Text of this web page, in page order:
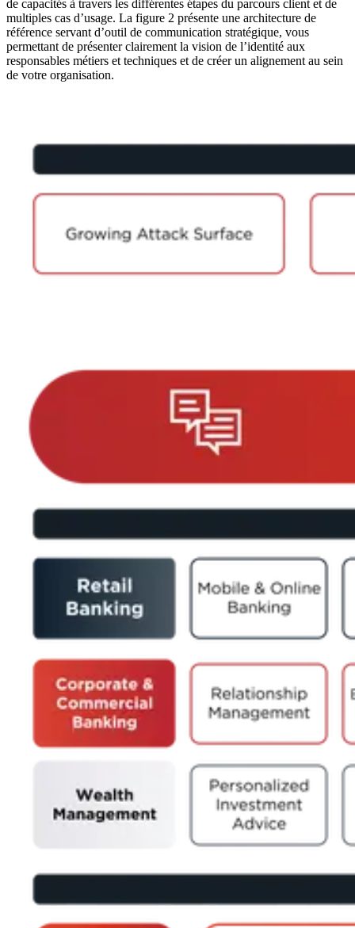
de capacités à travers les différentes étapes du parcours client et de
multiples cas d’usage. La figure 2 présente une architecture de
référence servant d’outil de communication stratégique, vous
permettant de présenter clairement la vision de l’identité aux
responsables métiers et techniques et de créer un alignement au sein
de votre organisation.